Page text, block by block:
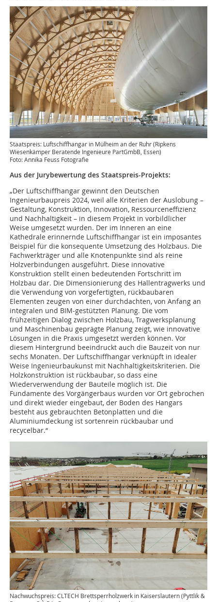
Staatspreis: Luftschiffhangar in Mülheim an der Ruhr (Ripkens
Wiesenkämper Beratende Ingenieure PartGmbB, Essen)
Foto: Annika Feuss Fotografie
Aus der Jurybewertung des Staatspreis-Projekts:
„Der Luftschiffhangar gewinnt den Deutschen
Ingenieurbaupreis 2024, weil alle Kriterien der Auslobung –
Gestaltung, Konstruktion, Innovation, Ressourceneffizienz
und Nachhaltigkeit – in diesem Projekt in vorbildlicher
Weise umgesetzt wurden. Der im Inneren an eine
Kathedrale erinnernde Luftschiffhangar ist ein imposantes
Beispiel für die konsequente Umsetzung des Holzbaus. Die
Fachwerkträger und alle Knotenpunkte sind als reine
Holzverbindungen ausgeführt. Diese innovative
Konstruktion stellt einen bedeutenden Fortschritt im
Holzbau dar. Die Dimensionierung des Hallentragwerks und
die Verwendung von vorgefertigten, rückbaubaren
Elementen zeugen von einer durchdachten, von Anfang an
integralen und BIM-gestützten Planung. Die vom
frühzeitigen Dialog zwischen Holzbau, Tragwerksplanung
und Maschinenbau geprägte Planung zeigt, wie innovative
Lösungen in die Praxis umgesetzt werden können. Vor
diesem Hintergrund beeindruckt auch die Bauzeit von nur
sechs Monaten. Der Luftschiffhangar verknüpft in idealer
Weise Ingenieurbaukunst mit Nachhaltigkeitskriterien. Die
Holzkonstruktion ist rückbaubar, so dass eine
Wiederverwendung der Bauteile möglich ist. Die
Fundamente des Vorgängerbaus wurden vor Ort gebrochen
und direkt wieder eingebaut, der Boden des Hangars
besteht aus gebrauchten Betonplatten und die
Aluminiumdeckung ist sortenrein rückbaubar und
recycelbar.“
Nachwuchspreis: CLTECH Brettsperrholzwerk in Kaiserslautern (Pyttlik &